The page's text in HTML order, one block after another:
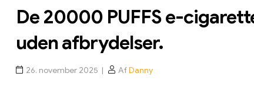
De 20000 PUFFS e-
uden afbrydelser.
26. november 2025 AfDanny